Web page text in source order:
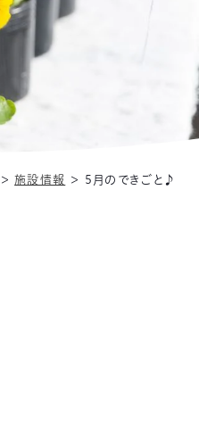
＞施設情報 ＞ 5月のできごと♪